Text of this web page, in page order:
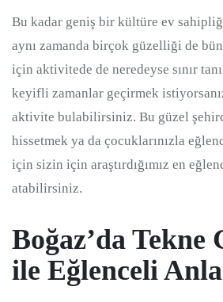
Bu kadar geniş bir kültüre ev
aynı zamanda birçok güzelliği de
için aktivitede de neredeyse sınır
keyifli zamanlar geçirmek
aktivite bulabilirsiniz. Bu güzel
hissetmek ya da çocuklarınızla
için sizin için araştırdığımız en
atabilirsiniz.
Boğaz’da Tekne
ile Eğlenceli